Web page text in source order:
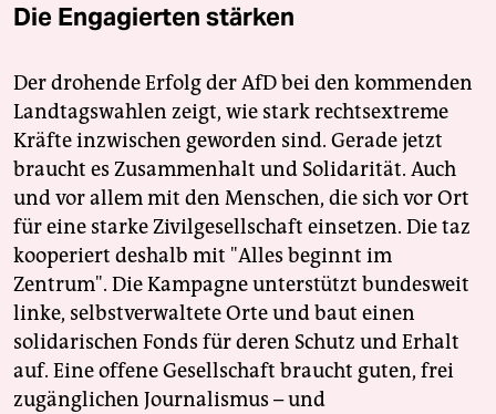
Die Engagierten stärken
Der drohende Erfolg der AfD bei den kommenden
Landtagswahlen zeigt, wie stark rechtsextreme
Kräfte inzwischen geworden sind. Gerade jetzt
braucht es Zusammenhalt und Solidarität. Auch
und vor allem mit den Menschen, die sich vor Ort
für eine starke Zivilgesellschaft einsetzen. Die taz
kooperiert deshalb mit "Alles beginnt im
Zentrum". Die Kampagne unterstützt bundesweit
linke, selbstverwaltete Orte und baut einen
solidarischen Fonds für deren Schutz und Erhalt
auf. Eine offene Gesellschaft braucht guten, frei
zugänglichen Journalismus – und